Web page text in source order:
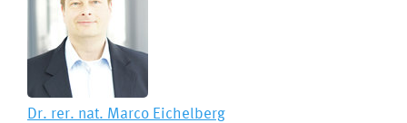
Dr. rer. nat. Marco Eichelberg